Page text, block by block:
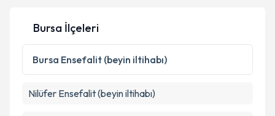
Kişisel verilerimin işlenmesine ilişkin
Metni'ni okudum ve kişisel verilerimin belirtilen
kapsamda işlenmesini kabul ediyorum.
Bursa İlçeleri
Bursa Ensefalit (beyin iltihabı)
Nilüfer Ensefalit (beyin iltihabı)